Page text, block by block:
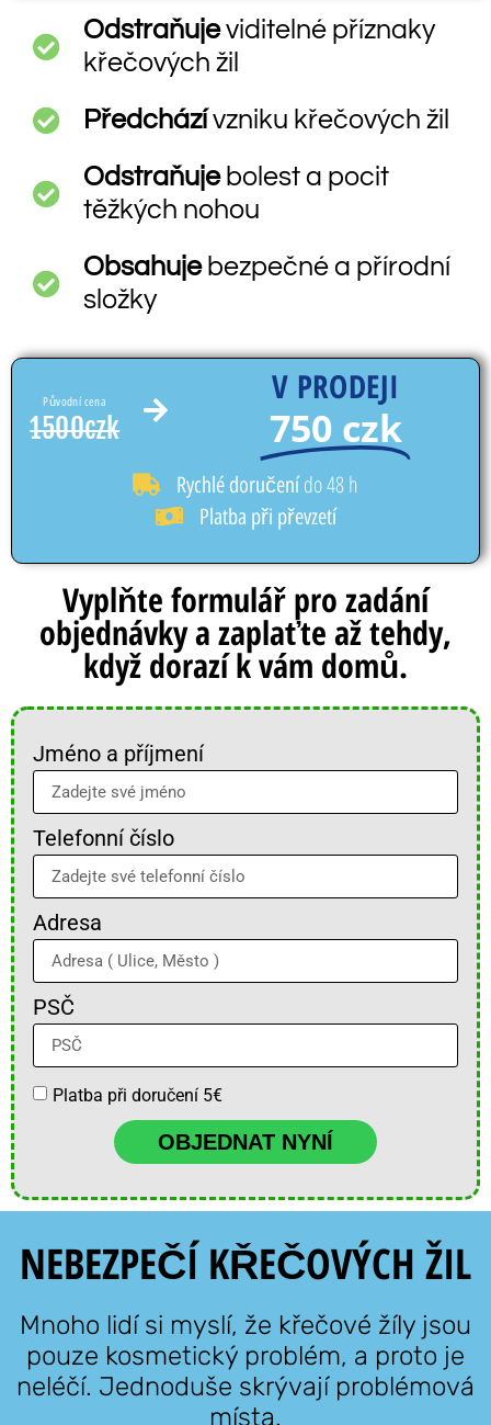
Odstraňujeviditelné příznaky
křečových žil
Předcházívzniku křečových žil
Odstraňuje bolest a pocit
těžkých nohou
Obsahujebezpečné a přírodní
složky
Původní cena
1500czk
V PRODEJI
750 czk
Rychlé doručenído 48 h
Platba při převzetí
Vyplňte formulář pro zadání
objednávky a zaplaťte až tehdy,
když dorazí k vám domů.
Jméno a příjmení
Telefonní číslo
Adresa
PSČ
Platba při doručení 5€
OBJEDNAT NYNÍ
NEBEZPEČÍ KŘEČOVÝCH ŽIL
Mnoho lidí si myslí, že křečové žíly jsou
pouze kosmetický problém, a proto je
neléčí. Jednoduše skrývají problémová
místa.